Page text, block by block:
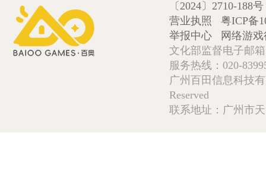
〔2024〕2710-188号
营业执照
粤ICP备
举报中心
网络游
文化部监督电子邮
服务热线：020-
广州百田信息科技
Reserved
联系地址：广州市